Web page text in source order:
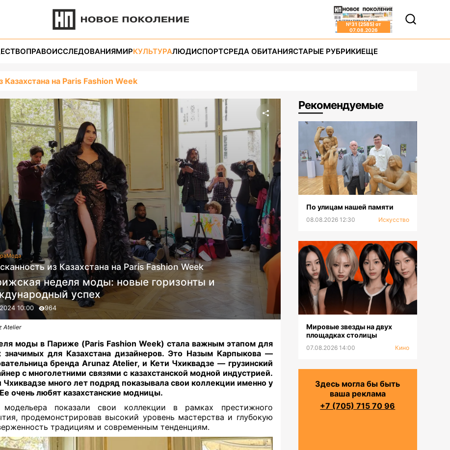
№31 (2585) от
07.08.2026
ПРАВОИССЛЕДОВАНИЯМИРКУЛЬТУРАЛЮДИСПОРТСРЕДА ОБИТАНИЯСТАРЫЕ РУБРИКИЕЩЕ
Казахстана на Paris Fashion Week
Мода
из Казахстана на Paris Fashion Week
неделя моды: новые горизонты и
успех
10:00 964
Atelier
моды в Париже (Paris Fashion Week) стала важным этапом для
значимых для Казахстана дизайнеров. Это Назым Карпыкова —
бренда Arunaz Atelier, и Кети Чхиквадзе — грузинский
с многолетними связями с казахстанской модной индустрией.
Чхиквадзе много лет подряд показывала свои коллекции именно у
очень любят казахстанские модницы.
показали свои коллекции в рамках престижного
продемонстрировав высокий уровень мастерства и глубокую
традициям и современным тенденциям.
Рекомендуемые
По улицам нашей памяти
08.08.2026 12:30 Искусство
Мировые звезды на двух
площадках столицы
07.08.2026 14:00 Кино
Здесь могла бы быть
ваша реклама
+7 (705) 715 70 96